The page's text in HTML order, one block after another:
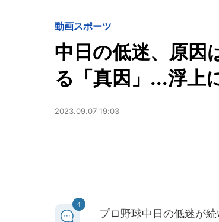
動画スポーツ
中日の低迷、原
る「真因」...浮上
2023.09.07 19:03
4
プロ野球中日の低迷が